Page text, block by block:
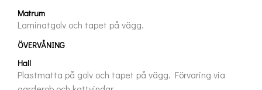
Matrum
Laminatgolv och tapet på vägg.
ÖVERVÅNING
Hall
Plastmatta på golv och tapet på vägg. Förvaring via